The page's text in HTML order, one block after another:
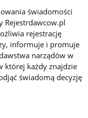
świadomości
Rejestrdawcow.pl
rejestrację
informuje i promuje
narządów w
której każdy znajdzie
świadomą decyzję
TEKSTU STRONY
NAGŁÓWKÓW